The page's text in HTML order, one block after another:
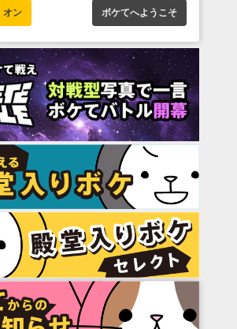
オン ボケてへようこそ